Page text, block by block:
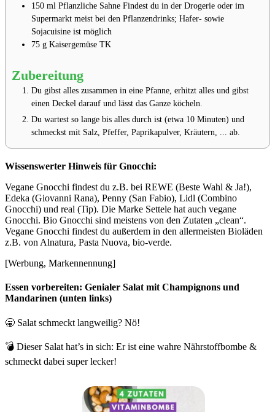
150 ml Pflanzliche Sahne Findest du in der Drogerie oder im
Supermarkt meist bei den Pflanzendrinks; Hafer- sowie
Sojacuisine ist möglich
75 g Kaisergemüse TK
Zubereitung
Du gibst alles zusammen in eine Pfanne, erhitzt alles und gibst
einen Deckel darauf und lässt das Ganze köcheln⁣⁣⁣.
Du wartest so lange bis alles durch ist (etwa 10 Minuten)⁣⁣⁣ und
schmeckst mit Salz, Pfeffer, Paprikapulver, Kräutern, ... ab.
Wissenswerter Hinweis für Gnocchi:
Vegane Gnocchi findest du z.B. bei REWE (Beste Wahl & Ja!),
Edeka (Giovanni Rana), Penny (San Fabio), Lidl (Combino
Gnocchi) und real (Tip). Die Marke Settele hat auch vegane
Gnocchi. Bio Gnocchi sind meistens von den Zutaten „clean“.
Vegane Gnocchi findest du außerdem in den allermeisten Bioläden
z.B. von Alnatura, Pasta Nuova, bio-verde.
[Werbung, Markennennung]
Essen vorbereiten: Genialer Salat mit Champignons und
Mandarinen (unten links)
🥱 Salat schmeckt langweilig? Nö!⁣⁣
💣 Dieser Salat hat’s in sich: Er ist eine wahre Nährstoffbombe &
schmeckt dabei super lecker!⁣⁣